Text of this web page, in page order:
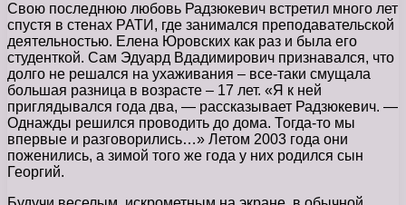
Свою последнюю любовь Радзюкевич встретил много лет
спустя в стенах РАТИ, где занимался преподавательской
деятельностью. Елена Юровских как раз и была его
студенткой. Сам Эдуард Вдадимирович признавался, что
долго не решался на ухаживания – все-таки смущала
большая разница в возрасте – 17 лет. «Я к ней
приглядывался года два, — рассказывает Радзюкевич. —
Однажды решился проводить до дома. Тогда-то мы
впервые и разговорились…» Летом 2003 года они
поженились, а зимой того же года у них родился сын
Георгий.